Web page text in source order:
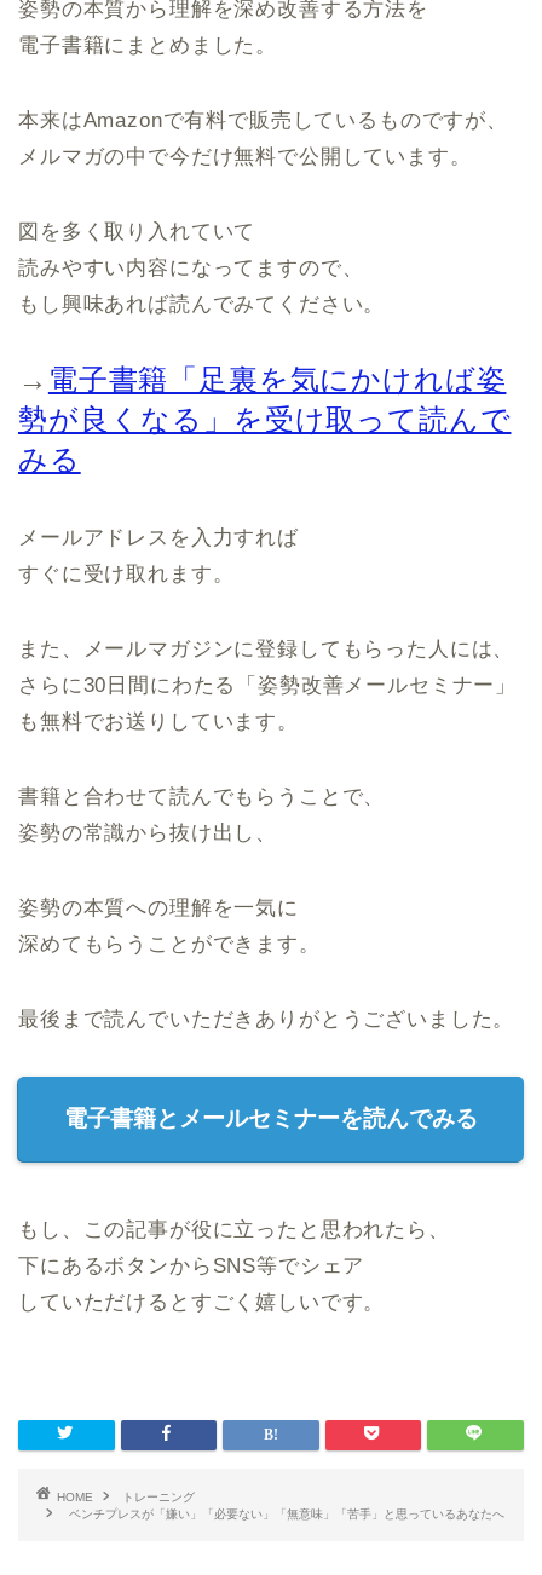
姿勢の本質から理解を深め改善する方法を
電子書籍にまとめました。
本来はAmazonで有料で販売しているものですが、
メルマガの中で今だけ無料で公開しています。
図を多く取り入れていて
読みやすい内容になってますので、
もし興味あれば読んでみてください。
→ 電子書籍「足裏を気にかければ姿
勢が良くなる」を受け取って読んで
みる
メールアドレスを入力すれば
すぐに受け取れます。
また、メールマガジンに登録してもらった人には、
さらに30日間にわたる「姿勢改善メールセミナー」
も無料でお送りしています。
書籍と合わせて読んでもらうことで、
姿勢の常識から抜け出し、
姿勢の本質への理解を一気に
深めてもらうことができます。
最後まで読んでいただきありがとうございました。
電子書籍とメールセミナーを読んでみる
もし、この記事が役に立ったと思われたら、
下にあるボタンからSNS等でシェア
していただけるとすごく嬉しいです。
HOME
トレーニング
ベンチプレスが「嫌い」「必要ない」「無意味」「苦手」と思っているあなたへ